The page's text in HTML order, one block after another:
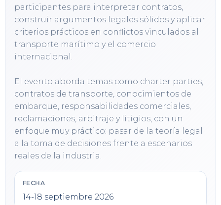
participantes para interpretar contratos,
construir argumentos legales sólidos y aplicar
criterios prácticos en conflictos vinculados al
transporte marítimo y el comercio
internacional.
El evento aborda temas como charter parties,
contratos de transporte, conocimientos de
embarque, responsabilidades comerciales,
reclamaciones, arbitraje y litigios, con un
enfoque muy práctico: pasar de la teoría legal
a la toma de decisiones frente a escenarios
reales de la industria.
FECHA
14-18 septiembre 2026